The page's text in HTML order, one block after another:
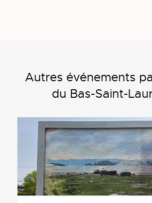
Autres événements
du Bas-Saint-